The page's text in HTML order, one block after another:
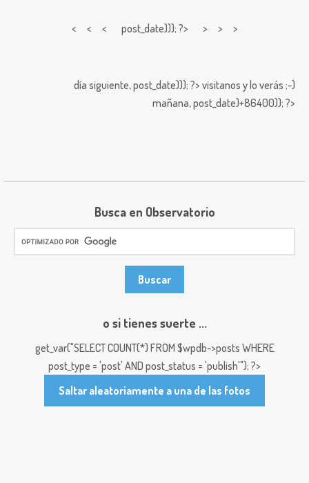
< < < post_date))); ?> > > >
día siguiente,post_date))); ?> visitanos y lo verás ;-)
mañana,post_date)+86400)); ?>
Busca en Observatorio
o si tienes suerte ...
get_var("SELECT COUNT(*) FROM $wpdb->posts WHERE
post_type = 'post' AND post_status = 'publish'"); ?>
Saltar aleatoriamente a una de las fotos